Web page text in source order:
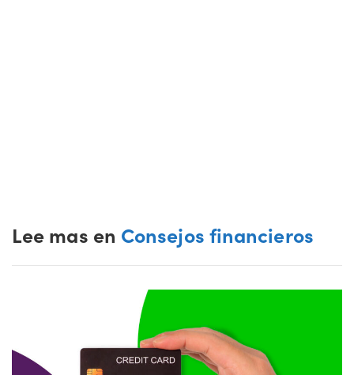
Lee mas en Consejos financieros